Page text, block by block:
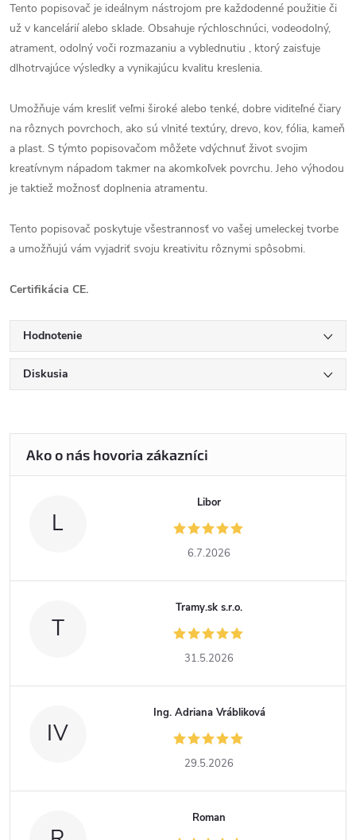
Tento popisovač je ideálnym nástrojom pre každodenné použitie či
už v kancelárií alebo sklade. Obsahuje rýchloschnúci, vodeodolný,
atrament, odolný voči rozmazaniu a vyblednutiu , ktorý zaisťuje
dlhotrvajúce výsledky a vynikajúcu kvalitu kreslenia.
Umožňuje vám kresliť veľmi široké alebo tenké, dobre viditeľné čiary
na rôznych povrchoch, ako sú vlnité textúry, drevo, kov, fólia, kameň
a plast. S týmto popisovačom môžete vdýchnuť život svojim
kreatívnym nápadom takmer na akomkoľvek povrchu. Jeho výhodou
je taktiež možnosť doplnenia atramentu.
Tento popisovač poskytuje všestrannosť vo vašej umeleckej tvorbe
a umožňujú vám vyjadriť svoju kreativitu rôznymi spôsobmi.
Certifikácia CE.
Hodnotenie
Diskusia
L
Libor
6.7.2026
T
Tramy.sk s.r.o.
31.5.2026
IV
Ing. Adriana Vrábliková
29.5.2026
Roman